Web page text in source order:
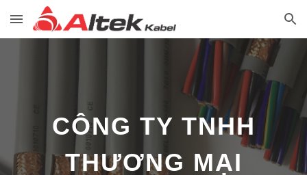
Skip to main content Skip to navigation
CÔNG TY TNHH
THƯƠNG MẠI